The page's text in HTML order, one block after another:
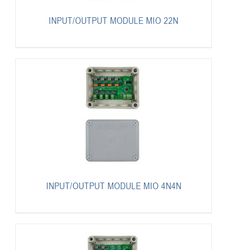
INPUT/OUTPUT MODULE MIO 22N
INPUT/OUTPUT MODULE MIO 4N4N